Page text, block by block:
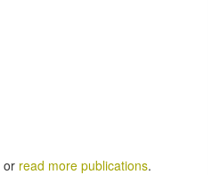
or read more publications.